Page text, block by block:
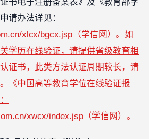
请办法详见：
xlcx/bgcx.jsp（学信网）。如
学历在线验证，请提供省级教育相
证书，此类方法认证周期较长，请
《中国高等教育学位在线验证报
xwcx/index.jsp（学信网）。